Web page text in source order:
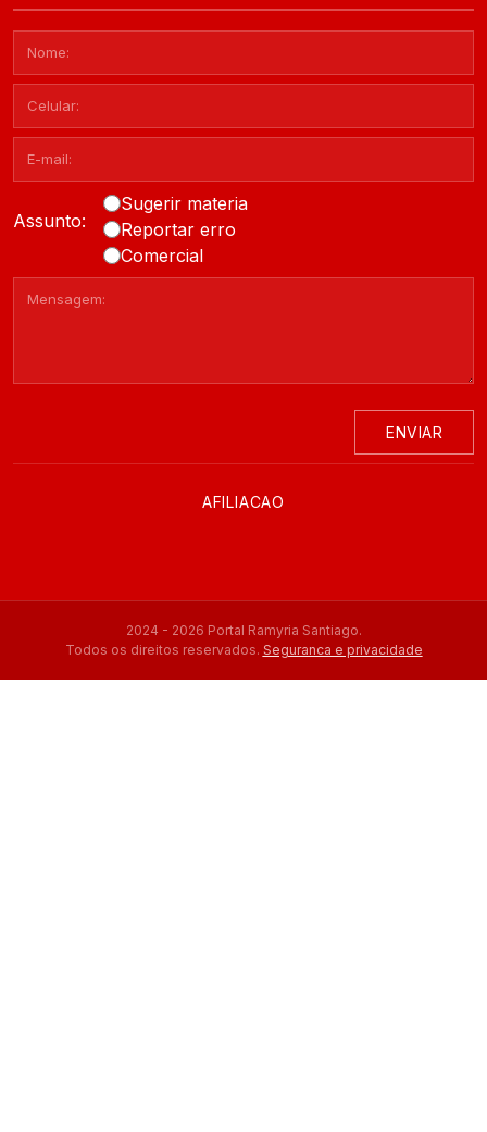
Assunto:
Sugerir materia
Reportar erro
Comercial
ENVIAR
AFILIACAO
2024 - 2026 Portal Ramyria Santiago.
Todos os direitos reservados. Seguranca e privacidade